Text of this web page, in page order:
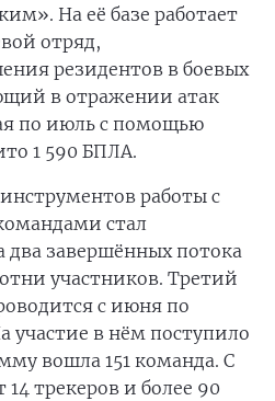
На её базе работает
отряд,
резидентов в боевых
в отражении атак
по июль с помощью
1 590 БПЛА.
работы с
стал
два завершённых потока
участников. Третий
с июня по
участие в нём поступило
вошла 151 команда. С
трекеров и более 90